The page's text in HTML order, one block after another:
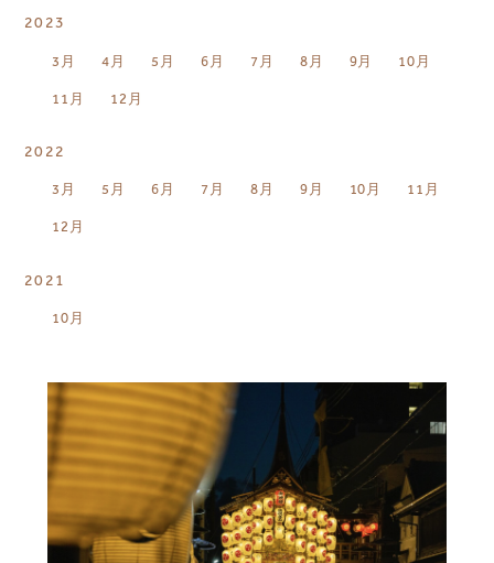
2023
3月 4月 5月 6月 7月 8月 9月 10月
11月 12月
2022
3月 5月 6月 7月 8月 9月 10月 11月
12月
2021
10月